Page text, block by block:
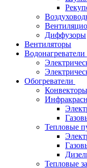
Диффузоры
Вентиляторы
Водонагреватели
Обогреватели
Тепловые
Тепловые